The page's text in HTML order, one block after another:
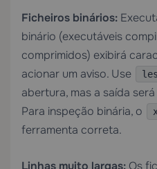
Ficheiros binários:
binário (executáveis
comprimidos) exibirá
acionar um aviso. Use
abertura, mas a saída
Para inspeção binária, o
ferramenta correta.
Linhas muito largas: Os